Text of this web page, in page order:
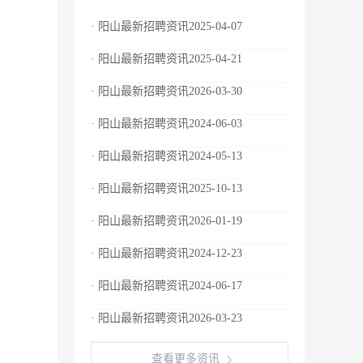
· 阳山最新招聘资讯2025-04-07
· 阳山最新招聘资讯2025-04-21
· 阳山最新招聘资讯2026-03-30
· 阳山最新招聘资讯2024-06-03
· 阳山最新招聘资讯2024-05-13
· 阳山最新招聘资讯2025-10-13
· 阳山最新招聘资讯2026-01-19
· 阳山最新招聘资讯2024-12-23
· 阳山最新招聘资讯2024-06-17
· 阳山最新招聘资讯2026-03-23
查看更多资讯